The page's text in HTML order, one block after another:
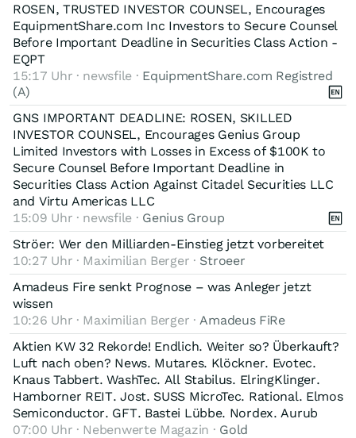
ROSEN, TRUSTED INVESTOR COUNSEL, Encourages
EquipmentShare.com Inc Investors to Secure Counsel
Before Important Deadline in Securities Class Action -
EQPT
15:17 Uhr · newsfile · EquipmentShare.com Registred
(A)
GNS IMPORTANT DEADLINE: ROSEN, SKILLED
INVESTOR COUNSEL, Encourages Genius Group
Limited Investors with Losses in Excess of $100K to
Secure Counsel Before Important Deadline in
Securities Class Action Against Citadel Securities LLC
and Virtu Americas LLC
15:09 Uhr · newsfile · Genius Group
Ströer: Wer den Milliarden-Einstieg jetzt vorbereitet
10:27 Uhr · Maximilian Berger · Stroeer
Amadeus Fire senkt Prognose – was Anleger jetzt
wissen
10:26 Uhr · Maximilian Berger · Amadeus FiRe
Aktien KW 32 Rekorde! Endlich. Weiter so? Überkauft?
Luft nach oben? News. Mutares. Klöckner. Evotec.
Knaus Tabbert. WashTec. All Stabilus. ElringKlinger.
Hamborner REIT. Jost. SUSS MicroTec. Rational. Elmos
Semiconductor. GFT. Bastei Lübbe. Nordex. Aurub
07:00 Uhr · Nebenwerte Magazin · Gold